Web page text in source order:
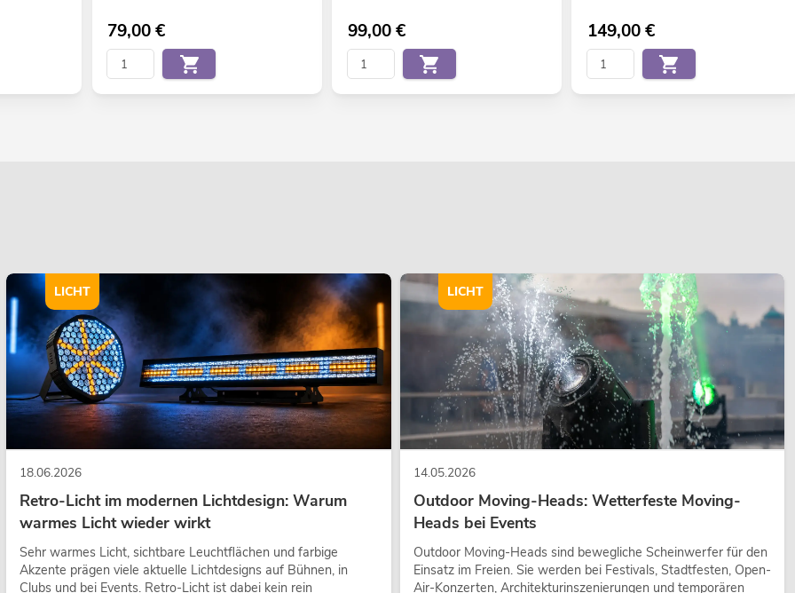
79,00€ 99,00€ 149,00€
18.06.2026
Retro-Licht im modernen Lichtdesign: Warum
warmes Licht wieder wirkt
Sehr warmes Licht, sichtbare Leuchtflächen und farbige
Akzente prägen viele aktuelle Lichtdesigns auf Bühnen, in
Clubs und bei Events. Retro-Licht ist dabei kein rein
LICHT
14.05.2026
Outdoor Moving-Heads: Wetterfeste Moving-
Heads bei Events
Outdoor Moving-Heads sind bewegliche Scheinwerfer für den
Einsatz im Freien. Sie werden bei Festivals, Stadtfesten, Open-
Air-Konzerten, Architekturinszenierungen und temporären
LICHT